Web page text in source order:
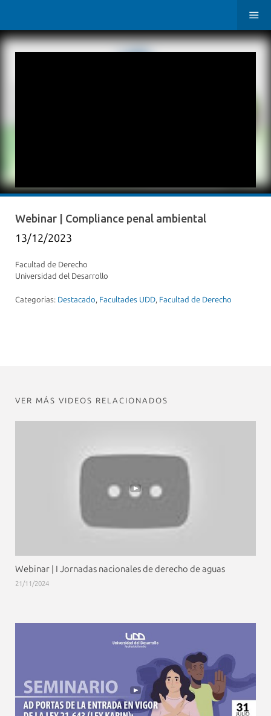
Webinar | Compliance penal ambiental
13/12/2023
Facultad de Derecho
Universidad del Desarrollo
Categorias: Destacado, Facultades UDD, Facultad de Derecho
VER MÁS VIDEOS RELACIONADOS
Webinar | I Jornadas nacionales de derecho de aguas
21/11/2024